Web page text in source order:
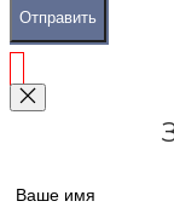
Отправить
Ваше имя